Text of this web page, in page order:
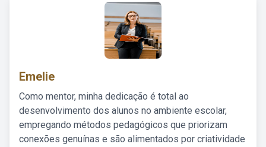
Emelie
Como mentor, minha dedicação é total ao
desenvolvimento dos alunos no ambiente escolar,
empregando métodos pedagógicos que priorizam
conexões genuínas e são alimentados por criatividade